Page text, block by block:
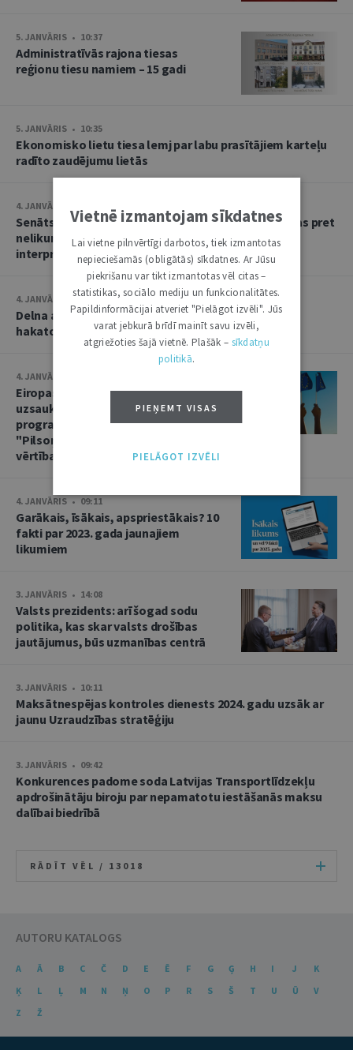
5. JANVĀRIS • 10:37
Administratīvās rajona tiesas
reģionu tiesu namiem – 15 gadi
5. JANVĀRIS • 10:35
Ekonomisko lietu tiesa lemj par labu prasītājiem karteļu
radīto zaudējumu lietās
4. JANVĀRIS • 15:02
Senāts vēršas Eiropas Savienības Tiesā par direktīvas pret
nelikumīgi iegūtu līdzekļu legalizēšanas draudiem
interpretāciju
4. JANVĀRIS • 14:07
Delna aicina piedalīties pretkorupcijas atvērto datu
hakatonā
4. JANVĀRIS • 09:34
Eiropas Komisija ir izsludinājusi
uzsaukumus projektu iesniegšanai
programmās "Tiesiskums" un
"Pilsoņi, vienlīdzība, tiesības un
vērtības"
4. JANVĀRIS • 09:11
Garākais, īsākais, apspriestākais? 10
fakti par 2023. gada jaunajiem
likumiem
3. JANVĀRIS • 14:08
Valsts prezidents: arī šogad sodu
politika, kas skar valsts drošības
jautājumus, būs uzmanības centrā
3. JANVĀRIS • 10:11
Maksātnespējas kontroles dienests 2024. gadu uzsāk ar
jaunu Uzraudzības stratēģiju
3. JANVĀRIS • 09:42
Konkurences padome soda Latvijas Transportlīdzekļu
apdrošinātāju biroju par nepamatotu iestāšanās maksu
dalībai biedrībā
RĀDĪT VĒL / 13018
AUTORU KATALOGS
A Ā B C Č D E Ē F G Ģ H I J
K
Ķ
L Ļ M N Ņ O P R S Š T U Ū
V
Z
Ž
Vietnē izmantojam sīkdatnes
Lai vietne pilnvērtīgi darbotos, tiek izmantotas
nepieciešamās (obligātās) sīkdatnes. Ar Jūsu
piekrišanu var tikt izmantotas vēl citas –
statistikas, sociālo mediju un funkcionalitātes.
Papildinformācijai atveriet "Pielāgot izvēli". Jūs
varat jebkurā brīdī mainīt savu izvēli,
atgriežoties šajā vietnē. Plašāk – sīkdatņu
politikā.
PIEŅEMT VISAS
PIELĀGOT IZVĒLI